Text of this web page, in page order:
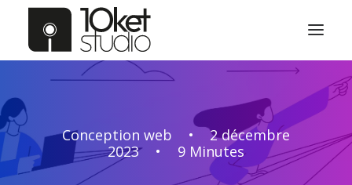
Conception web •
2 décembre
2023
• 9 Minutes